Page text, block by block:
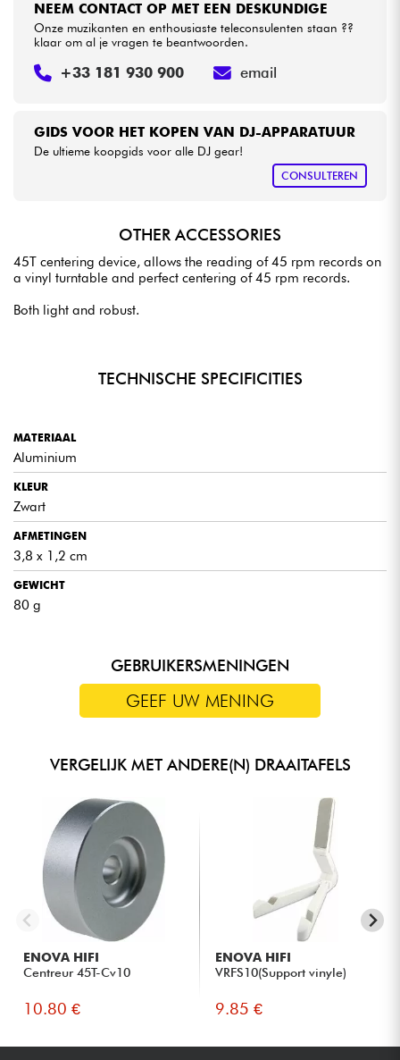
GIDS VOOR HET KOPEN VAN DJ-APPARATUUR
De ultieme koopgids voor alle DJ gear!
CONSULTEREN
NEEM CONTACT OP MET EEN DESKUNDIGE
Onze muzikanten en enthousiaste teleconsulenten staan ??
klaar om al je vragen te beantwoorden.
+33 181 930 900 email
OTHER ACCESSORIES
45T centering device, allows the reading of 45 rpm records on
a vinyl turntable and perfect centering of 45 rpm records.
Both light and robust.
TECHNISCHE SPECIFICITIES
MATERIAAL
Aluminium
KLEUR
Zwart
AFMETINGEN
3,8 x 1,2 cm
GEWICHT
80 g
GEBRUIKERSMENINGEN
GEEF UW MENING
VERGELIJK MET ANDERE(N) DRAAITAFELS
ENOVA HIFI
Centreur 45T-Cv10
10.80 €
ENOVA HIFI
VRFS10(Support vinyle)
9.85 €